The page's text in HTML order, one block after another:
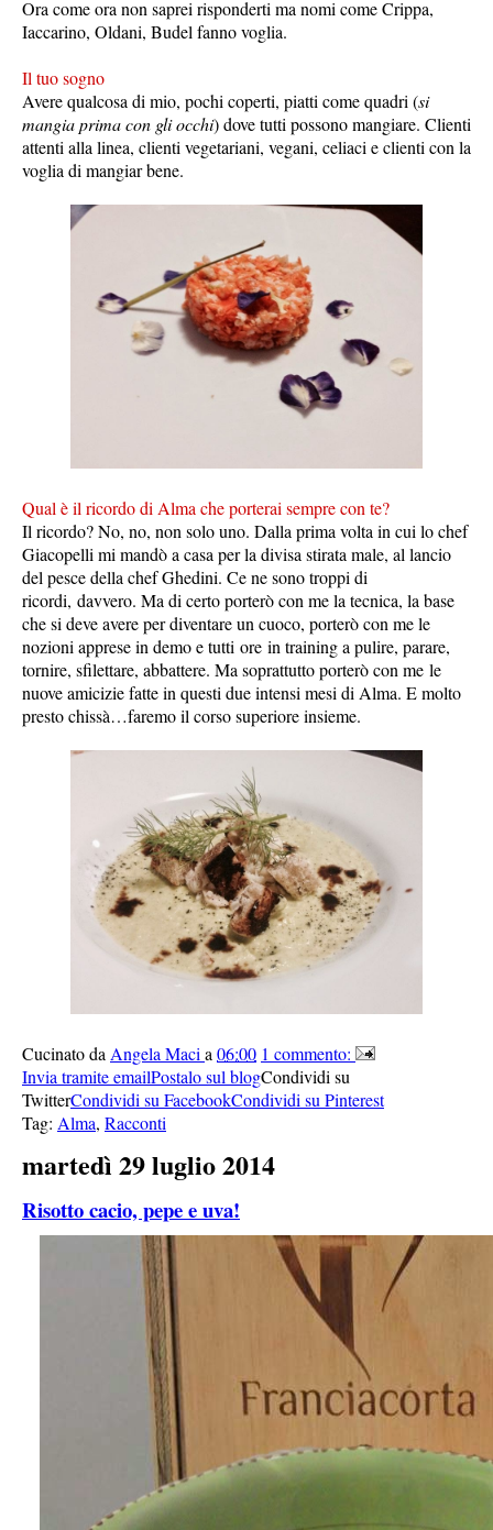
Ora come ora non saprei risponderti ma nomi come Crippa,
Iaccarino, Oldani, Budel fanno voglia.
Il tuo sogno
Avere qualcosa di mio, pochi coperti, piatti come quadri (si
mangia prima con gli occhi) dove tutti possono mangiare. Clienti
attenti alla linea, clienti vegetariani, vegani, celiaci e clienti con la
voglia di mangiar bene.
Qual è il ricordo di Alma che porterai sempre con te?
Il ricordo? No, no, non solo uno. Dalla prima volta in cui lo chef
Giacopelli mi mandò a casa per la divisa stirata male, al lancio
del pesce della chef Ghedini. Ce ne sono troppi di
ricordi, davvero. Ma di certo porterò con me la tecnica, la base
che si deve avere per diventare un cuoco, porterò con me le
nozioni apprese in demo e tutti ore in training a pulire, parare,
tornire, sfilettare, abbattere. Ma soprattutto porterò con me le
nuove amicizie fatte in questi due intensi mesi di Alma. E molto
presto chissà…faremo il corso superiore insieme.
Cucinato da Angela Maci a 06:00 1 commento:
Invia tramite emailPostalo sul blogCondividi su
TwitterCondividi su FacebookCondividi su Pinterest
Tag: Alma, Racconti
martedì 29 luglio 2014
Risotto cacio, pepe e uva!